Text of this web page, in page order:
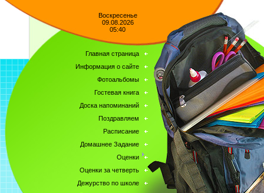
Воскресенье
09.08.2026
05:40
Главная страница
Информация о сайте
Фотоальбомы
Гостевая книга
Доска напоминаний
Поздравляем
Расписание
Домашнее Задание
Оценки
Оценки за четверть
Дежурство по школе